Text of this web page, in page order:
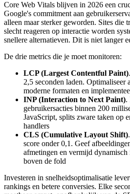
Core Web Vitals blijven in 2026 een
Google's commitment aan
alleen maar sterker geworden. Sites die
slecht reageren op interactie worden
snellere alternatieven. Dit is niet langer
De drie metrics die je moet monitoren:
LCP (Largest Contentful Paint)
2,5 seconden laden. Optimaliseer
moderne formaten en
INP (Interaction to Next Paint).
gebruikersacties binnen 200
JavaScript, splits zware taken op
handlers
CLS (Cumulative Layout Shift)
score onder 0,1. Geef
afmetingen en vermijd dynamisch
boven de fold
Investeren in snelheidsoptimalisatie
rankings en betere conversies. Elke